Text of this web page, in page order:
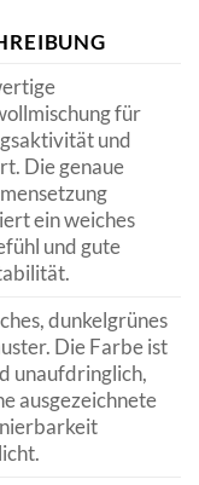
für
und
Die genaue
ein weiches
und gute
dunkelgrünes
Die Farbe ist
unaufdringlich,
ausgezeichnete